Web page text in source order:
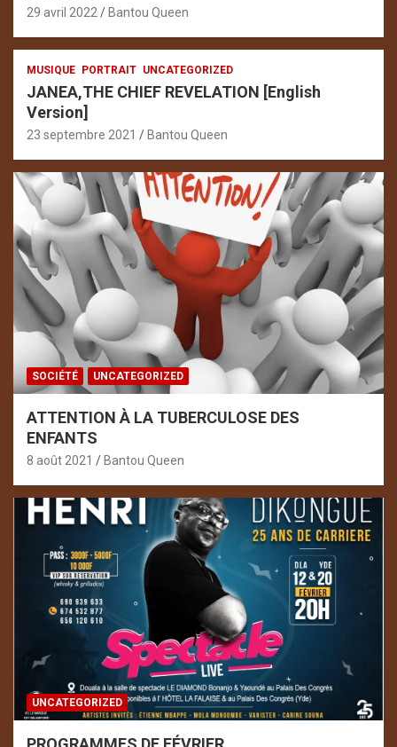
29 avril 2022 Bantou Queen
MUSIQUE PORTRAIT UNCATEGORIZED
JANEA,THE CHIEF REVELATION [English
Version]
23 septembre 2021 Bantou Queen
SOCIÉTÉ UNCATEGORIZED
ATTENTION À LA TUBERCULOSE DES
ENFANTS
8 août 2021 Bantou Queen
UNCATEGORIZED